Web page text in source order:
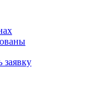
заявку